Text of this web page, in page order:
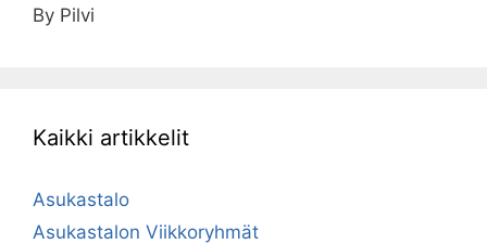
By Pilvi
Kaikki artikkelit
Asukastalo
Asukastalon Viikkoryhmät